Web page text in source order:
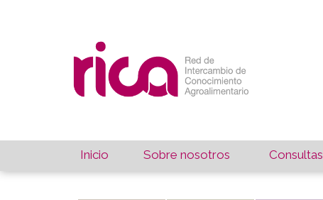
Inicio Sobre nosotros Consultas